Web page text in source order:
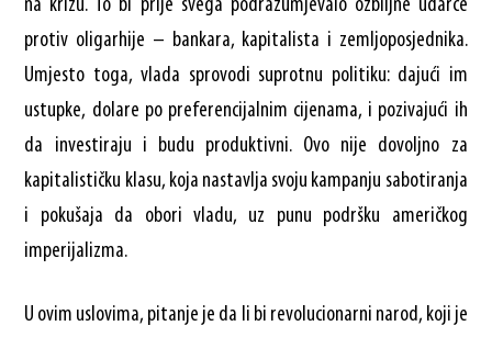
na krizu. To bi prije svega podrazumjevalo ozbiljne udarce
protiv oligarhije – bankara, kapitalista i zemljoposjednika.
Umjesto toga, vlada sprovodi suprotnu politiku: dajući im
ustupke, dolare po preferencijalnim cijenama, i pozivajući ih
da investiraju i budu produktivni. Ovo nije dovoljno za
kapitalističku klasu, koja nastavlja svoju kampanju sabotiranja
i pokušaja da obori vladu, uz punu podršku američkog
imperijalizma.
U ovim uslovima, pitanje je da li bi revolucionarni narod, koji je